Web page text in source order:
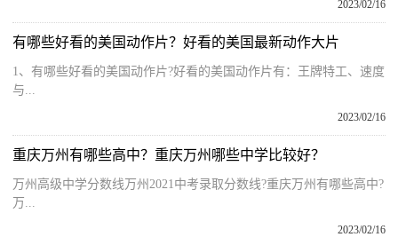
2023/02/16
有哪些好看的美国动作片？好看的美国最新动作大片
1、有哪些好看的美国动作片?好看的美国动作片有：王牌特工、速度
与...
2023/02/16
重庆万州有哪些高中？重庆万州哪些中学比较好？
万州高级中学分数线万州2021中考录取分数线?重庆万州有哪些高中?
万...
2023/02/16